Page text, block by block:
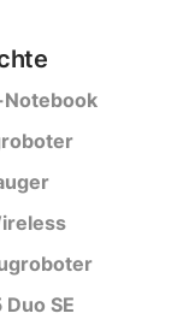
Notebook
SE